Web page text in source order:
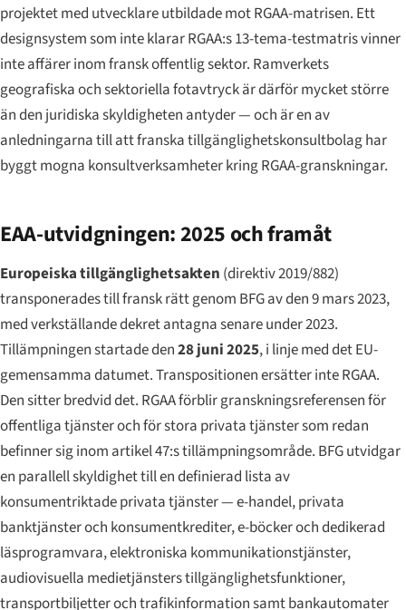
projektet med utvecklare utbildade mot RGAA-matrisen. Ett
designsystem som inte klarar RGAA:s 13-tema-testmatris vinner
inte affärer inom fransk offentlig sektor. Ramverkets
geografiska och sektoriella fotavtryck är därför mycket större
än den juridiska skyldigheten antyder — och är en av
anledningarna till att franska tillgänglighetskonsultbolag har
byggt mogna konsultverksamheter kring RGAA-granskningar.
EAA-utvidgningen: 2025 och framåt
Europeiska tillgänglighetsakten (direktiv 2019/882)
transponerades till fransk rätt genom BFG av den 9 mars 2023,
med verkställande dekret antagna senare under 2023.
Tillämpningen startade den28 juni 2025, i linje med det EU-
gemensamma datumet. Transpositionen ersätter inte RGAA.
Den sitter bredvid det. RGAA förblir granskningsreferensen för
offentliga tjänster och för stora privata tjänster som redan
befinner sig inom artikel 47:s tillämpningsområde. BFG utvidgar
en parallell skyldighet till en definierad lista av
konsumentriktade privata tjänster — e-handel, privata
banktjänster och konsumentkrediter, e-böcker och dedikerad
läsprogramvara, elektroniska kommunikationstjänster,
audiovisuella medietjänsters tillgänglighetsfunktioner,
transportbiljetter och trafikinformation samt bankautomater